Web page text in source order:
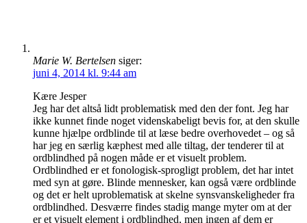
Marie W. Bertelsen siger:
juni 4, 2014 kl. 9:44 am
Kære Jesper
Jeg har det altså lidt problematisk med den der font. Jeg har
ikke kunnet finde noget videnskabeligt bevis for, at den skulle
kunne hjælpe ordblinde til at læse bedre overhovedet – og så
har jeg en særlig kæphest med alle tiltag, der tenderer til at
ordblindhed på nogen måde er et visuelt problem.
Ordblindhed er et fonologisk-sprogligt problem, det har intet
med syn at gøre. Blinde mennesker, kan også være ordblinde
og det er helt uproblematisk at skelne synsvanskeligheder fra
ordblindhed. Desværre findes stadig mange myter om at der
er et visuelt element i ordblindhed, men ingen af dem er